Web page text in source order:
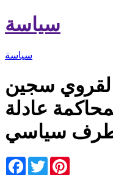
سياسة
سياسة
سجين
عادلة
طرف سياسي
Facebook
Twitter